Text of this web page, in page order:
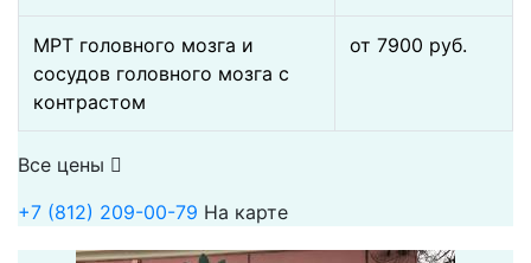
МРТ головного мозга и
сосудов головного мозга с
контрастом
от 7900 pуб.
Все цены
+7 (812) 209-00-79 На карте